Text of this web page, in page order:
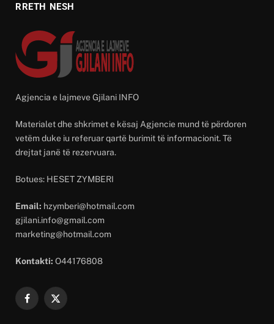
RRETH NESH
Agjencia e lajmeve Gjilani INFO
Materialet dhe shkrimet e kësaj Agjencie mund të përdoren
vetëm duke iu referuar qartë burimit të informacionit. Të
drejtat janë të rezervuara.
Botues: HESET ZYMBERI
Email: hzymberi@hotmail.com
gjilani.info@gmail.com
marketing@hotmail.com
Kontakti: O44176808
Facebook
X